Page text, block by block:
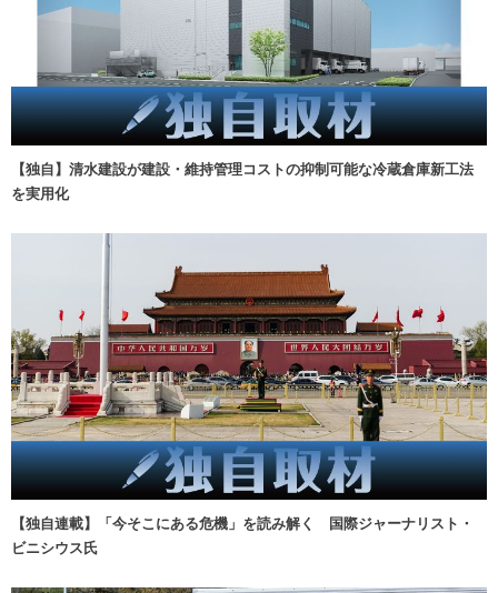
【独自】清水建設が建設・維持管理コストの抑制可能な冷蔵倉庫新工法
を実用化
【独自連載】「今そこにある危機」を読み解く 国際ジャーナリスト・
ビニシウス氏